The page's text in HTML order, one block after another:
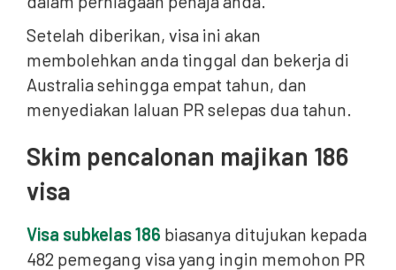
Setelah diberikan, visa ini akan
membolehkan anda tinggal dan bekerja di
Australia sehingga empat tahun, dan
menyediakan laluan PR selepas dua tahun.
Skim pencalonan majikan 186
visa
Visa subkelas 186 biasanya ditujukan kepada
482 pemegang visa yang ingin memohon PR